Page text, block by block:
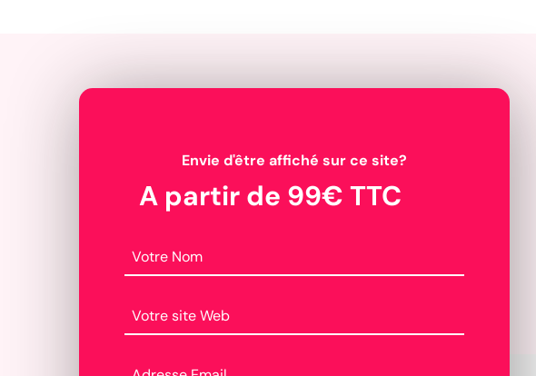
Envie d'être affiché sur ce site?
A partir de 99€ TTC